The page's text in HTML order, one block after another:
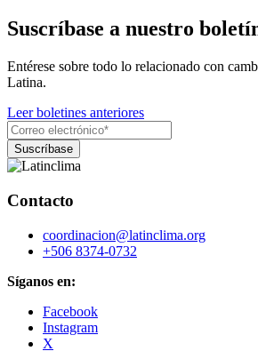
Suscríbase a nuestro
Entérese sobre todo lo relacionado con
Latina.
Leer boletines anteriores
Contacto
coordinacion@latinclima.org
+506 8374-0732
Síganos en:
Facebook
Instagram
X